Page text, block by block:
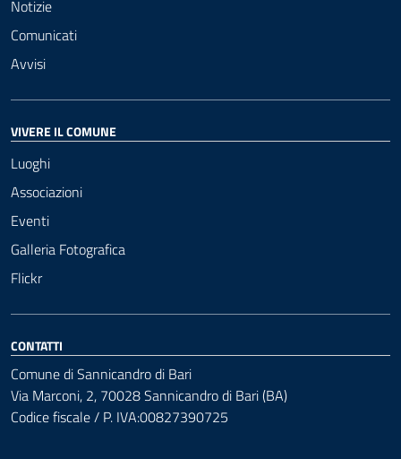
Notizie
Comunicati
Avvisi
VIVERE IL COMUNE
Luoghi
Associazioni
Eventi
Galleria Fotografica
Flickr
CONTATTI
Comune di Sannicandro di Bari
Via Marconi, 2, 70028 Sannicandro di Bari (BA)
Codice fiscale / P. IVA:00827390725